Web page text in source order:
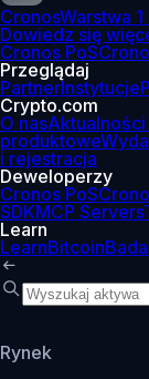
CronosWarstwa
Dowiedz się
Cronos PoS
Przeglądaj
PartnerInstytucje
Crypto.com
O nas
produktowe
i rejestracja
Deweloperzy
Cronos PoS
SDKMCP Servers
Learn
LearnBitcoin
Rynek